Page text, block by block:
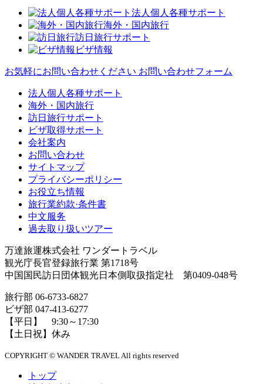
法人個人各種サポート
海外・国内旅行
訪日旅行サポート
ビザ情報
お気軽にお問い合わせください お問い合わせフォーム
法人個人各種サポート
海外・国内旅行
訪日旅行サポート
ビザ取得サポート
会社案内
お問い合わせ
サイトマップ
プライバシーポリシー
お役立ち情報
旅行業約款·条件書
中文服务
過去取り扱いツアー
万達旅運株式会社 ワンダートラベル
観光庁長官登録旅行業 第1718号
中国国民訪日団体観光日本側取扱指定社 第0409-048号
旅行部 06-6733-6827
ビザ部 047-413-6277
【平日】 9:30～17:30
【土日祝】休み
COPYRIGHT © WANDER TRAVEL All rights reserved
トップ